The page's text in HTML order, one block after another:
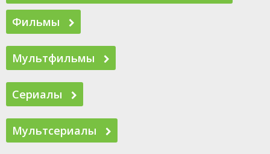
Фильмы
Мультфильмы
Сериалы
Мультсериалы